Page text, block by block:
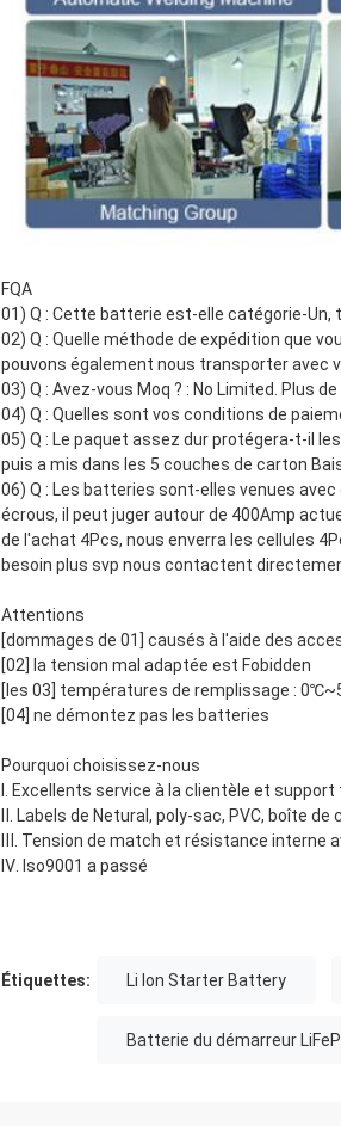
FQA
01) Q : Cette batterie est-elle catégorie-Un,
02) Q : Quelle méthode de expédition que
pouvons également nous transporter avec
03) Q : Avez-vous Moq ? : No Limited. Plus
04) Q : Quelles sont vos conditions de
05) Q : Le paquet assez dur protégera-t-il
puis a mis dans les 5 couches de carton
06) Q : Les batteries sont-elles venues
écrous, il peut juger autour de 400Amp
de l'achat 4Pcs, nous enverra les cellules
besoin plus svp nous contactent
Attentions
[dommages de 01] causés à l'aide des
[02] la tension mal adaptée est Fobidden
[les 03] températures de remplissage :
[04] ne démontez pas les batteries
Pourquoi choisissez-nous
Ⅰ. Excellents service à la clientèle et
Ⅱ. Labels de Netural, poly-sac, PVC, boîte
Ⅲ. Tension de match et résistance interne
Ⅳ. Iso9001 a passé
Étiquettes: Li Ion Starter Battery
Batterie du démarreur